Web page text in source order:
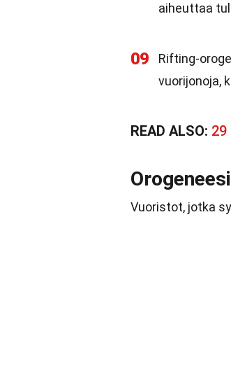
aiheuttaa
09
Rifting-
vuorijonoja,
READ ALSO:
Vuoristot, jotka